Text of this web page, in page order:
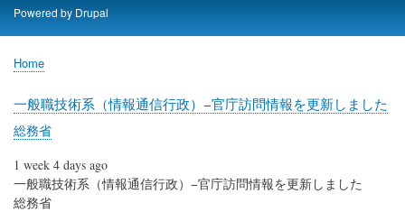
Powered by Drupal
Breadcrumb
Home
一般職技術系（情報通信行政）−官庁訪問情報を更新しました
総務省
1 week 4 days ago
一般職技術系（情報通信行政）−官庁訪問情報を更新しました
総務省